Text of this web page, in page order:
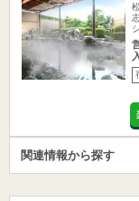
関連情報から探す